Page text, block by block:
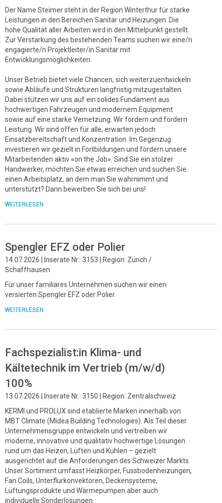
Der Name Steimer steht in der Region Winterthur für starke
Leistungen in den Bereichen Sanitär und Heizungen. Die
hohe Qualität aller Arbeiten wird in den Mittelpunkt gestellt.
Zur Verstärkung des bestehenden Teams suchen wir eine/n
engagierte/n Projektleiter/in Sanitär mit
Entwicklungsmöglichkeiten.
Unser Betrieb bietet viele Chancen, sich weiterzuentwickeln
sowie Abläufe und Strukturen langfristig mitzugestalten.
Dabei stützen wir uns auf ein solides Fundament aus
hochwertigen Fahrzeugen und modernem Equipment
sowie auf eine starke Vernetzung. Wir fordern und fördern
Leistung. Wir sind offen für alle, erwarten jedoch
Einsatzbereitschaft und Konzentration. Im Gegenzug
investieren wir gezielt in Fortbildungen und fördern unsere
Mitarbeitenden aktiv «on the Job». Sind Sie ein stolzer
Handwerker, möchten Sie etwas erreichen und suchen Sie
einen Arbeitsplatz, an dem man Sie wahrnimmt und
unterstützt? Dann bewerben Sie sich bei uns!
WEITERLESEN
Spengler EFZ oder Polier
14.07.2026 | Inserate Nr.: 3153 | Region: Zürich /
Schaffhausen
Für unser familiäres Unternehmen suchen wir einen
versierten Spengler EFZ oder Polier.
WEITERLESEN
Fachspezialist:in Klima- und
Kältetechnik im Vertrieb (m/w/d)
100%
13.07.2026 | Inserate Nr.: 3150 | Region: Zentralschweiz
KERMI und PROLUX sind etablierte Marken innerhalb von
MBT Climate (Midea Building Technologies). Als Teil dieser
Unternehmensgruppe entwickeln und vertreiben wir
moderne, innovative und qualitativ hochwertige Lösungen
rund um das Heizen, Lüften und Kühlen – gezielt
ausgerichtet auf die Anforderungen des Schweizer Markts.
Unser Sortiment umfasst Heizkörper, Fussbodenheizungen,
Fan Coils, Unterflurkonvektoren, Deckensysteme,
Lüftungsprodukte und Wärmepumpen aber auch
individuelle Sonderlösungen.